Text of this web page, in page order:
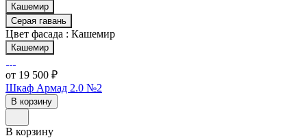
Кашемир
Серая гавань
Цвет фасада : Кашемир
Кашемир
от 19 500 ₽
Шкаф Армад 2.0 №2
В корзину
В корзину